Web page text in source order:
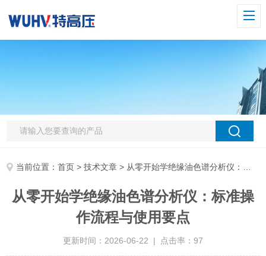
当前位置：首页 >技术文章 > 从零开始学绝缘油色谱分析仪：标准操作流程与使用要点
从零开始学绝缘油色谱分析仪：标准操
作流程与使用要点
更新时间：2026-06-22 | 点击率：97